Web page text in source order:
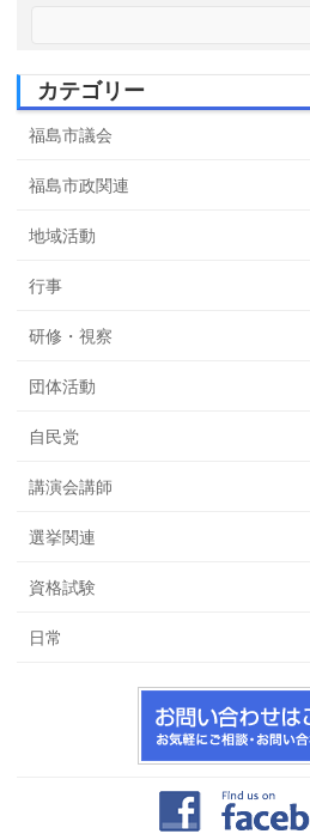
カテゴリー
福島市議会
福島市政関連
地域活動
行事
研修・視察
団体活動
自民党
講演会講師
選挙関連
資格試験
日常